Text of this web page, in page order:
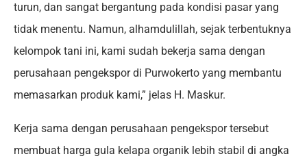
turun, dan sangat bergantung pada kondisi pasar yang
tidak menentu. Namun, alhamdulillah, sejak terbentuknya
kelompok tani ini, kami sudah bekerja sama dengan
perusahaan pengekspor di Purwokerto yang membantu
memasarkan produk kami,” jelas H. Maskur.
Kerja sama dengan perusahaan pengekspor tersebut
membuat harga gula kelapa organik lebih stabil di angka